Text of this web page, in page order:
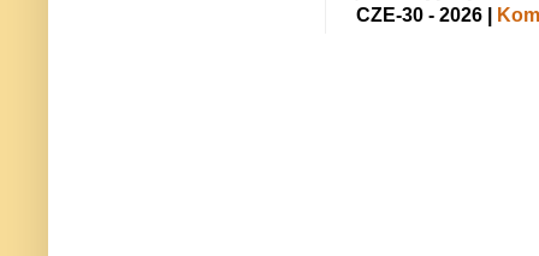
CZE-30 - 2026 |